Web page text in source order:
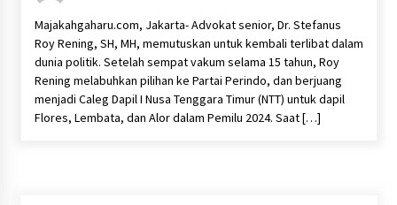
Majakahgaharu.com, Jakarta- Advokat senior, Dr. Stefanus
Roy Rening, SH, MH, memutuskan untuk kembali terlibat dalam
dunia politik. Setelah sempat vakum selama 15 tahun, Roy
Rening melabuhkan pilihan ke Partai Perindo, dan berjuang
menjadi Caleg Dapil I Nusa Tenggara Timur (NTT) untuk dapil
Flores, Lembata, dan Alor dalam Pemilu 2024. Saat […]